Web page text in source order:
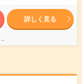
詳しく見る